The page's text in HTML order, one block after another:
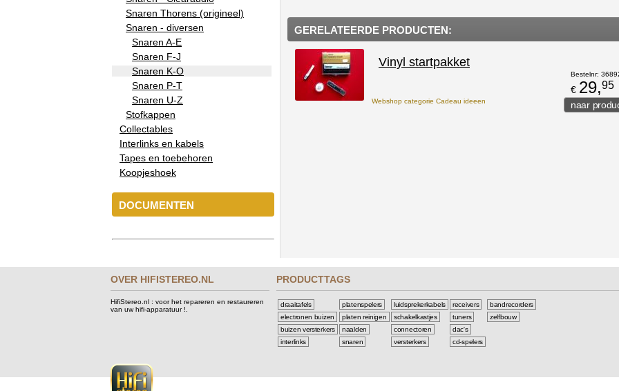
Snaren Thorens (origineel)
Snaren - diversen
Snaren A-E
Snaren F-J
Snaren K-O
Snaren P-T
Snaren U-Z
Stofkappen
Collectables
Interlinks en kabels
Tapes en toebehoren
Koopjeshoek
DOCUMENTEN
GERELATEERDE PRODUCTEN:
Vinyl startpakket
Webshop categorie Cadeau ideeen
Bestelnr:
€ 29,95
OVER HIFISTEREO.NL
HifiStereo.nl : voor het repareren en restaureren
van uw hifi-apparatuur !.
PRODUCTTAGS
draaitafels
electronen buizen
buizen versterkers
interlinks
platenspelers
platen reinigen
naalden
snaren
luidsprekerkabels
schakelkastjes
connectoren
versterkers
receivers
tuners
dac's
cd-spelers
bandrecorders
zelfbouw